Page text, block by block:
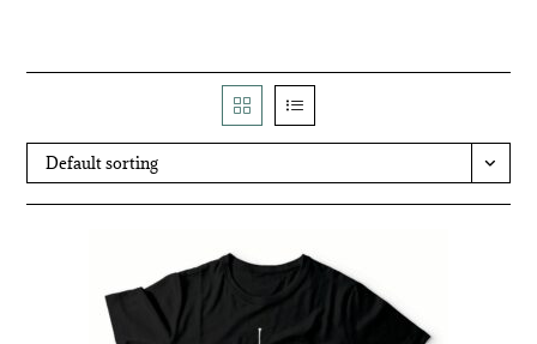
Default sorting